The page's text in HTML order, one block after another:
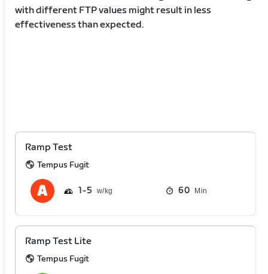
with different FTP values might result in less
effectiveness than expected.
Ramp Test
Tempus Fugit
1 5 60 Min
Ramp Test Lite
Tempus Fugit